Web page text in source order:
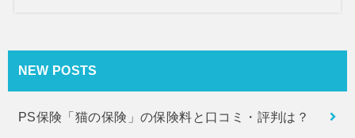
NEW POSTS
PS保険「猫の保険」の保険料と口コミ・評判は？